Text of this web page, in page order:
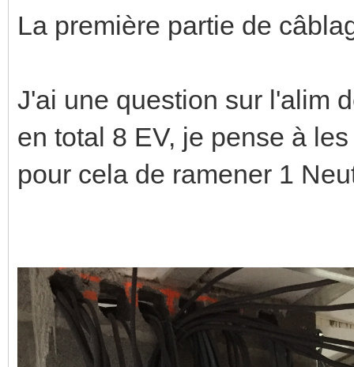
La première partie de
J'ai une question sur l'alim
en total 8 EV, je pense à
pour cela de ramener 1